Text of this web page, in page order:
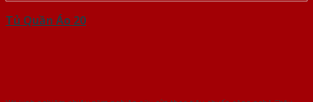
Tủ Quần Áo 20